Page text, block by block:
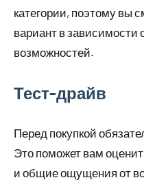
категории, поэтому вы
вариант в
возможностей.
Тест-драйв
Перед покупкой
Это поможет вам
и общие ощущения от